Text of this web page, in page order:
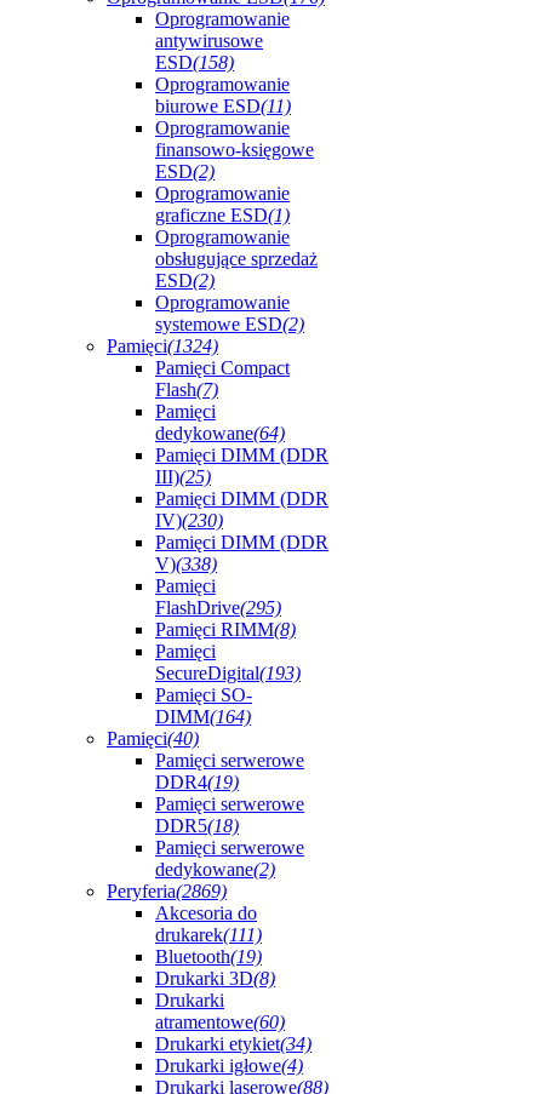
Oprogramowanie
antywirusowe
ESD(158)
Oprogramowanie
biurowe ESD(11)
Oprogramowanie
finansowo-księgowe
ESD(2)
Oprogramowanie
graficzne ESD(1)
Oprogramowanie
obsługujące sprzedaż
ESD(2)
Oprogramowanie
systemowe ESD(2)
Pamięci(1324)
Pamięci Compact
Flash(7)
Pamięci
dedykowane(64)
Pamięci DIMM (DDR
III)(25)
Pamięci DIMM (DDR
IV)(230)
Pamięci DIMM (DDR
V)(338)
Pamięci
FlashDrive(295)
Pamięci RIMM(8)
Pamięci
SecureDigital(193)
Pamięci SO-
DIMM(164)
Pamięci(40)
Pamięci serwerowe
DDR4(19)
Pamięci serwerowe
DDR5(18)
Pamięci serwerowe
dedykowane(2)
Peryferia(2869)
Akcesoria do
drukarek(111)
Bluetooth(19)
Drukarki 3D(8)
Drukarki
atramentowe(60)
Drukarki etykiet(34)
Drukarki igłowe(4)
Drukarki laserowe(88)